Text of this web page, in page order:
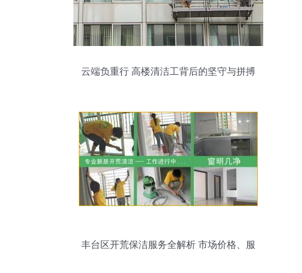
云端负重行 高楼清洁工背后的坚守与拼搏
丰台区开荒保洁服务全解析 市场价格、服